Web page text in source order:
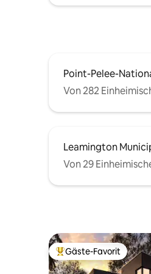
Gemeinschaftsgefühl
erfrischend vielfältige,
Point-Pelee-
Von 282
Leamington
Von 29
Beliebter Gäste-Favorit.
Gäste-Favorit